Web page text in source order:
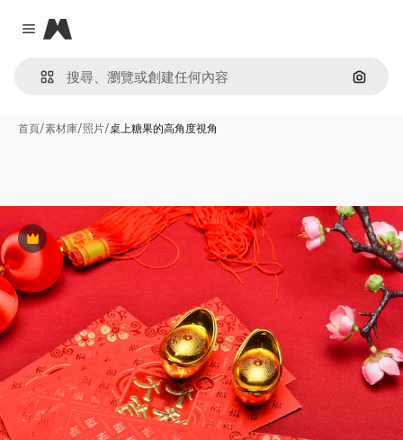
Close menu
Magnific
通過圖
首頁/素材庫/照片/桌上糖果的高角度視角
Premium